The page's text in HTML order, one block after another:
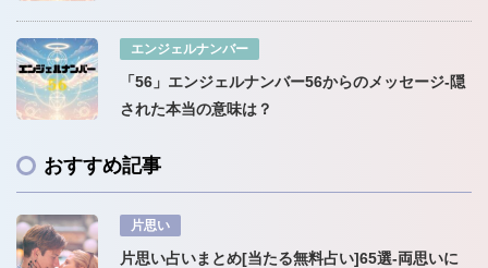
エンジェルナンバー
「56」エンジェルナンバー56からのメッセージ-隠
された本当の意味は？
おすすめ記事
片思い
片思い占いまとめ[当たる無料占い]65選-両思いに